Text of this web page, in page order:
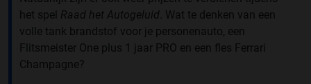
het spel Raad het Autogeluid . Wat te denken van een
volle tank brandstof voor je personenauto, een
Flitsmeister One plus 1 jaar PRO en een fles Ferrari
Champagne?